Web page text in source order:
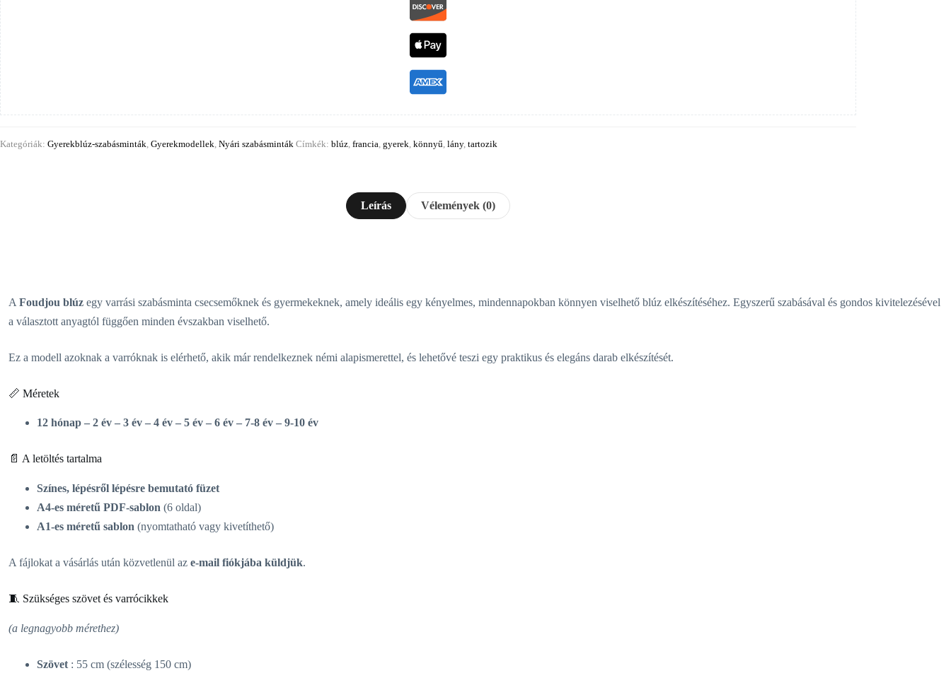
Kategóriák: Gyerekblúz-szabásminták Gyerekmodellek Nyári szabásminták Címkék: blúz francia gyerek könnyű lány, tartozik
Leírás Vélemények (0)
A Foudjou blúz egy varrási szabásminta csecsemőknek és gyermekeknek, amely ideális egy kényelmes, mindennapokban könnyen viselhető blúz elkészítéséhez. Egyszerű szabásával és gondos kivitelezésével
a választott anyagtól függően minden évszakban viselhető.
Ez a modell azoknak a varróknak is elérhető, akik már rendelkeznek némi alapismerettel, és lehetővé teszi egy praktikus és elegáns darab elkészítését.
📏 Méretek
12 hónap – 2 év – 3 év – 4 év – 5 év – 6 év – 7-8 év – 9-10 év
📄 A letöltés tartalma
Színes, lépésről lépésre bemutató füzet
A4-es méretű PDF-sablon (6 oldal)
A1-es méretű sablon (nyomtatható vagy kivetíthető)
A fájlokat a vásárlás után közvetlenül az e-mail fiókjába küldjük.
🧵 Szükséges szövet és varrócikkek
(a legnagyobb mérethez)
Szövet : 55 cm (szélesség 150 cm)